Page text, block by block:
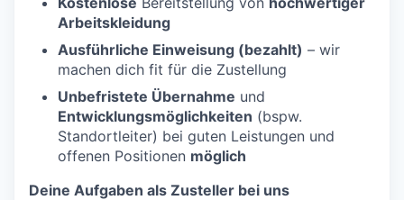
Arbeitskleidung
Ausführliche Einweisung (bezahlt) – wir
machen dich fit für die Zustellung
Unbefristete Übernahme und
Entwicklungsmöglichkeiten (bspw.
Standortleiter) bei guten Leistungen und
offenen Positionen möglich
Deine Aufgaben als Zusteller bei uns